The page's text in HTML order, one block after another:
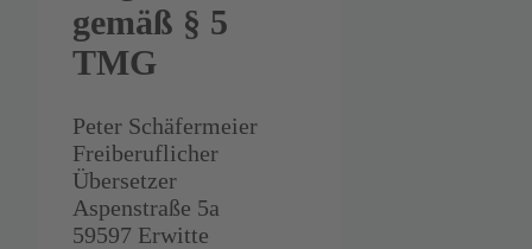
gemäß § 5
TMG
Peter Schäfermeier
Freiberuflicher
Übersetzer
Aspenstraße 5a
59597 Erwitte